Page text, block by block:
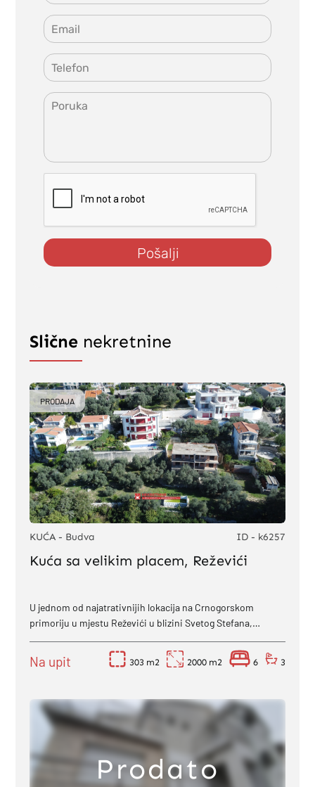
Pošalji
Slične nekretnine
PRODAJA
KUĆA - Budva ID - k6257
Kuća sa velikim placem, Reževići
U jednom od najatrativnijih lokacija na Crnogorskom
primoriju u mjestu Reževići u blizini Svetog Stefana,
Na upit 303 2000 6 3
Prodato